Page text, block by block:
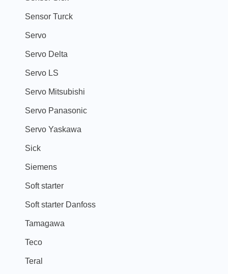
Sensor Turck
Servo
Servo Delta
Servo LS
Servo Mitsubishi
Servo Panasonic
Servo Yaskawa
Sick
Siemens
Soft starter
Soft starter Danfoss
Tamagawa
Teco
Teral